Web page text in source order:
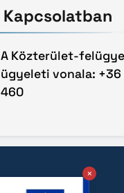
Kapcsolatban
A Közterület-
ügyeleti vonala: +36
460
×